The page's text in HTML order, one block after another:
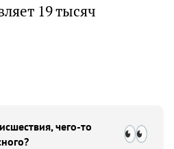
19 тысяч
чего-то